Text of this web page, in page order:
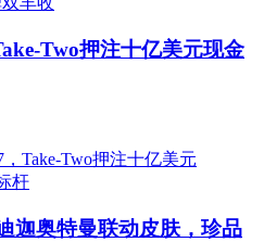
Two押注十亿美元现金
迦奥特曼联动皮肤，珍品